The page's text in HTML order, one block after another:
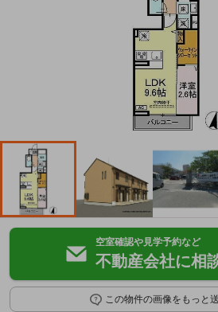
空室確認や見学予約など
不動産会社に相
この物件の画像をもっと